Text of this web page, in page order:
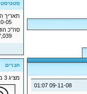
09-11-08
01:07
תאריך
05
סה"כ
חברים
מציג 3 מתוך 3 חברים